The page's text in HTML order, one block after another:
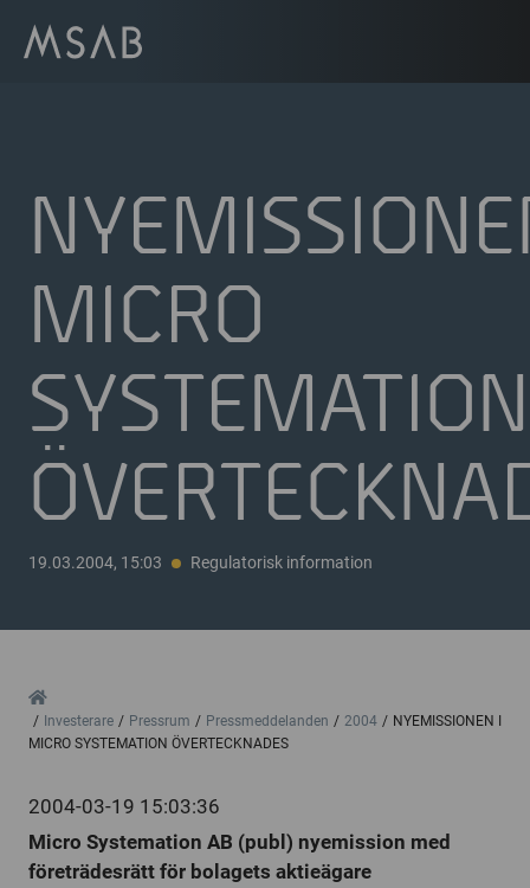
MICRO
SYSTEMATION
19.03.2004, 15:03 Regulatorisk information
Investerare
Pressrum Pressmeddelanden 2004
NYEMISSIONEN I
MICRO SYSTEMATION ÖVERTECKNADES
2004-03-19 15:03:36
Micro Systemation AB (publ) nyemission med
företrädesrätt för bolagets aktieägare